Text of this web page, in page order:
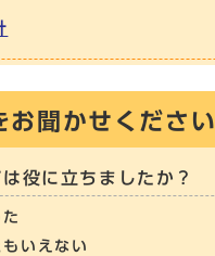
お聞かせください
役に立ちましたか？
いえない